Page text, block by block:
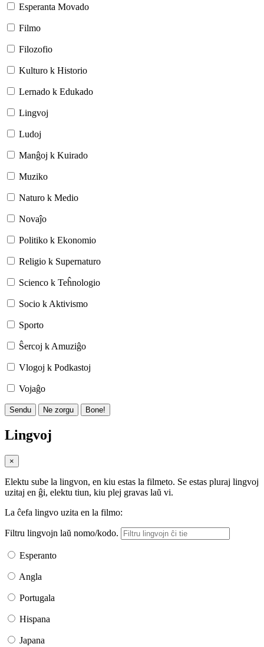
Esperanta Movado
Filmo
Filozofio
Kulturo k Historio
Lernado k Edukado
Lingvoj
Ludoj
Manĝoj k Kuirado
Muziko
Naturo k Medio
Novaĵo
Politiko k Ekonomio
Religio k Supernaturo
Scienco k Teĥnologio
Socio k Aktivismo
Sporto
Ŝercoj k Amuziĝo
Vlogoj k Podkastoj
Vojaĝo
Sendu Ne zorgu Bone!
Lingvoj
×
Elektu sube la lingvon, en kiu estas la filmeto. Se estas pluraj lingvoj
uzitaj en ĝi, elektu tiun, kiu plej gravas laŭ vi.
La ĉefa lingvo uzita en la filmo:
Filtru lingvojn laŭ nomo/kodo.
Esperanto
Angla
Portugala
Hispana
Japana